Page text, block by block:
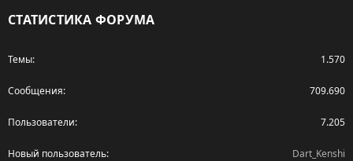
СТАТИСТИКА ФОРУМА
Темы 1.570
Сообщения 709.690
Пользователи 7.205
Новый пользователь Dart_Kenshi